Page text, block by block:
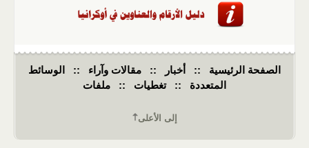
الصفحة الرئيسية :: أخبار :: مقالات وآراء ::
الوسائط
المتعددة
:: تغطيات :: ملفات
إلى الأعلى